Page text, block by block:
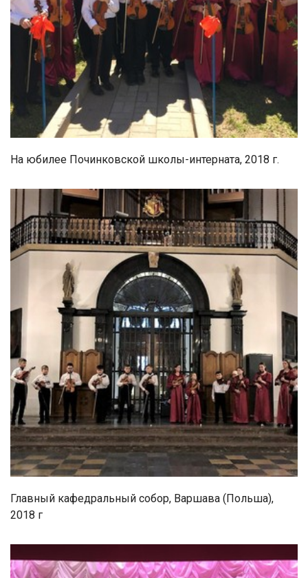
На юбилее Починковской школы-интерната, 2018 г.
Главный кафедральный собор, Варшава (Польша),
2018 г